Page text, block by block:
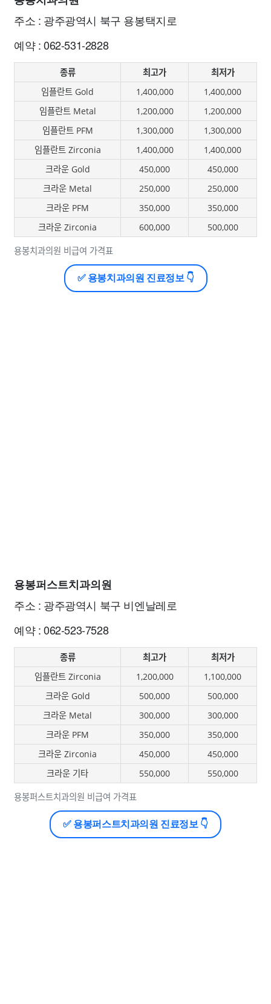
주소 : 광주광역시 북구 용봉택지로
예약 : 062-531-2828
용봉치과의원 비급여 가격표
종류 최고가
최저가
임플란트 Gold
1,400,000
1,400,000
임플란트 Metal
1,200,000
1,200,000
임플란트 PFM
1,300,000
1,300,000
임플란트 Zirconia
1,400,000
1,400,000
크라운 Gold
450,000
450,000
크라운 Metal
250,000
250,000
크라운 PFM
350,000
350,000
크라운 Zirconia
600,000 500,000
✅ 용봉치과의원 진료정보 👇
용봉퍼스트치과의원
주소 : 광주광역시 북구 비엔날레로
예약 : 062-523-7528
용봉퍼스트치과의원 비급여 가격표
종류 최고가
최저가
임플란트 Zirconia
1,200,000
1,100,000
크라운 Gold
500,000
500,000
크라운 Metal
300,000
300,000
크라운 PFM
350,000
350,000
크라운 Zirconia
450,000
450,000
크라운 기타
550,000 550,000
✅ 용봉퍼스트치과의원 진료정보 👇